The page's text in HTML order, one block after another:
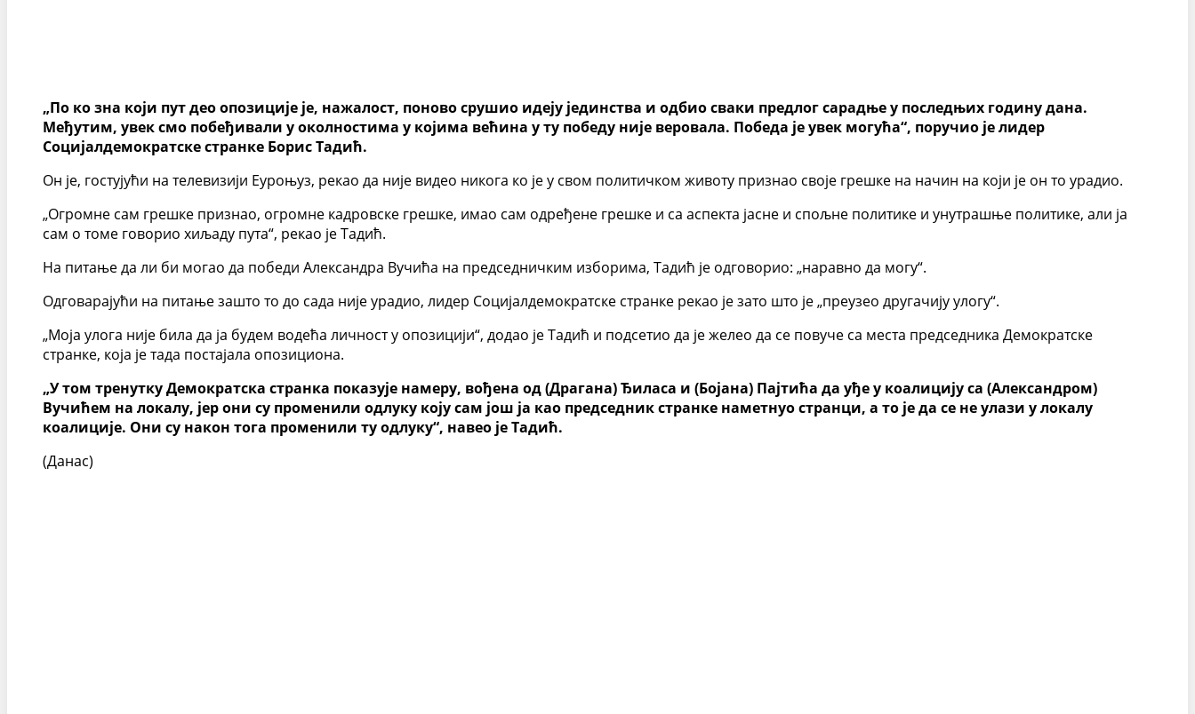
„По ко зна који пут део опозиције је, нажалост, поново срушио идеју јединства и одбио сваки предлог сарадње у последњих годину дана.
Међутим, увек смо побеђивали у околностима у којима већина у ту победу није веровала. Победа је увек могућа“, поручио је лидер
Социјалдемократске странке Борис Тадић.
Он је, гостујући на телевизији Еуроњуз, рекао да није видео никога ко је у свом политичком животу признао своје грешке на начин на који је он то урадио.
„Огромне сам грешке признао, огромне кадровске грешке, имао сам одређене грешке и са аспекта јасне и спољне политике и унутрашње политике, али ја
сам о томе говорио хиљаду пута“, рекао је Тадић.
На питање да ли би могао да победи Александра Вучића на председничким изборима, Тадић је одговорио: „наравно да могу“.
Одговарајући на питање зашто то до сада није урадио, лидер Социјалдемократске странке рекао је зато што је „преузео другачију улогу“.
„Моја улога није била да ја будем водећа личност у опозицији“, додао је Тадић и подсетио да је желео да се повуче са места председника Демократске
странке, која је тада постајала опозициона.
„У том тренутку Демократска странка показује намеру, вођена од (Драгана) Ђиласа и (Бојана) Пајтића да уђе у коалицију са (Александром)
Вучићем на локалу, јер они су променили одлуку коју сам још ја као председник странке наметнуо странци, а то је да се не улази у локалу
коалиције. Они су након тога променили ту одлуку“, навео је Тадић.
(Данас)